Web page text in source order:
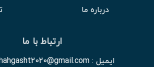
درباره ما
ارتباط با ما
ایمیل : kermanshahgasht2020@gmail.com